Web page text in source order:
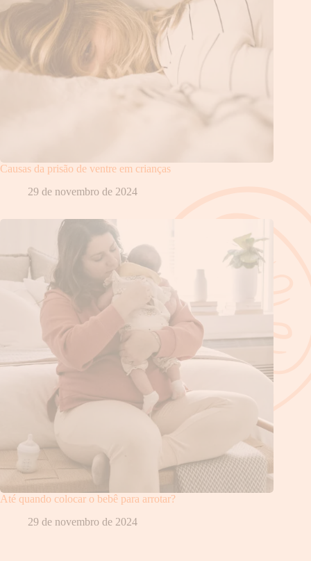
Causas da prisão de ventre em crianças
29 de novembro de 2024
Até quando colocar o bebê para arrotar?
29 de novembro de 2024